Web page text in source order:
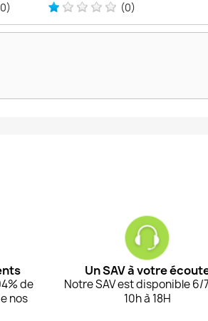
(0)
de
nos
Un SAV à votre
Notre SAV est disponible 6/
10h à 18H